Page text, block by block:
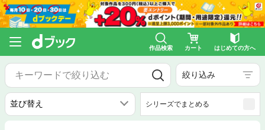
作品検索 カート はじめての方へ
絞り込み
シリーズでまとめる